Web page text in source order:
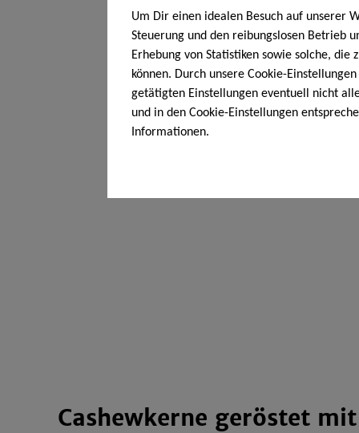
Cashewkerne geröstet
Um Dir einen idealen Besuch auf unserer
Steuerung und den reibungslosen Betrieb
Erhebung von Statistiken sowie solche,
können. Durch unsere Cookie-
getätigten Einstellungen eventuell nicht
und in den Cookie-Einstellungen
Informationen.